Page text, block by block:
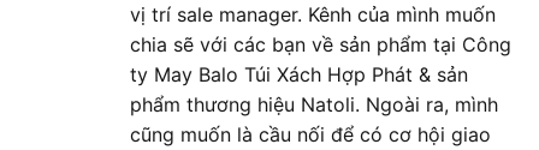
vị trí sale manager. Kênh của mình muốn
chia sẽ với các bạn về sản phẩm tại Công
ty May Balo Túi Xách Hợp Phát & sản
phẩm thương hiệu Natoli. Ngoài ra, mình
cũng muốn là cầu nối để có cơ hội giao